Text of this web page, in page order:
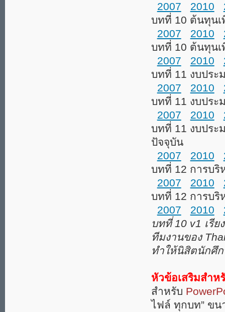
2007
2010
บทที่ 10 ต้นทุนเ
2007
2010
บทที่ 10 ต้นทุนเ
2007
2010
บทที่ 11 งบประ
2007
2010
บทที่ 11 งบประ
2007
2010
บทที่ 11 งบปร
ปัจจุบัน
2007
2010
บทที่ 12 การบ
2007
2010
บทที่ 12 การบริ
2007
2010
บทที่ 10 v1 เรี
ทีมงานของ
ทำให้นิสิตนักศึ
หัวข้อเสริมสำ
สำหรับ
ไฟล์ ทุกบท” ข